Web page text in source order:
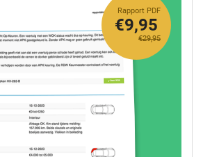
Rapport PDF
€29,95
€9,95